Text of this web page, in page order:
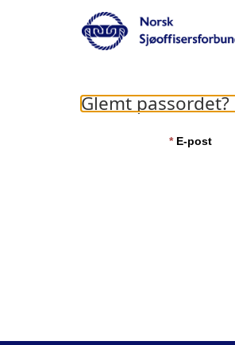
Glemt passordet?
E-post